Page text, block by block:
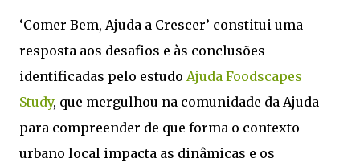
‘Comer Bem, Ajuda a Crescer’ constitui uma
resposta aos desafios e às conclusões
identificadas pelo estudo Ajuda Foodscapes
Study, que mergulhou na comunidade da Ajuda
para compreender de que forma o contexto
urbano local impacta as dinâmicas e os